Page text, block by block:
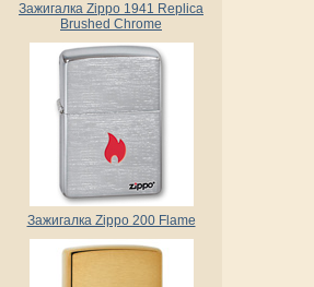
Зажигалка Zippo 1941 Replica
Brushed Chrome
Зажигалка Zippo 200 Flame